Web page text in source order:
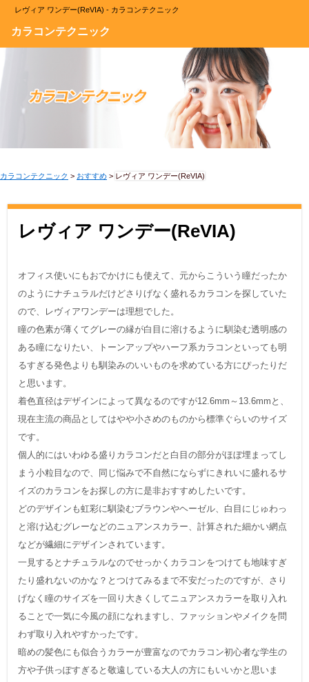
レヴィア ワンデー(ReVIA) - カラコンテクニック
カラコンテクニック
カラコンテクニック > おすすめ > レヴィア ワンデー(ReVIA)
レヴィア ワンデー(ReVIA)
オフィス使いにもおでかけにも使えて、元からこういう瞳だったか
のようにナチュラルだけどさりげなく盛れるカラコンを探していた
ので、レヴィアワンデーは理想でした。
瞳の色素が薄くてグレーの縁が白目に溶けるように馴染む透明感の
ある瞳になりたい、トーンアップやハーフ系カラコンといっても明
るすぎる発色よりも馴染みのいいものを求めている方にぴったりだ
と思います。
着色直径はデザインによって異なるのですが12.6mm～13.6mmと、
現在主流の商品としてはやや小さめのものから標準ぐらいのサイズ
です。
個人的にはいわゆる盛りカラコンだと白目の部分がほぼ埋まってし
まう小粒目なので、同じ悩みで不自然にならずにきれいに盛れるサ
イズのカラコンをお探しの方に是非おすすめしたいです。
どのデザインも虹彩に馴染むブラウンやヘーゼル、白目にじゅわっ
と溶け込むグレーなどのニュアンスカラー、計算された細かい網点
などが繊細にデザインされています。
一見するとナチュラルなのでせっかくカラコンをつけても地味すぎ
たり盛れないのかな？とつけてみるまで不安だったのですが、さり
げなく瞳のサイズを一回り大きくしてニュアンスカラーを取り入れ
ることで一気に今風の顔になれますし、ファッションやメイクを問
わず取り入れやすかったです。
暗めの髪色にも似合うカラーが豊富なのでカラコン初心者な学生の
方や子供っぽすぎると敬遠している大人の方にもいいかと思いま